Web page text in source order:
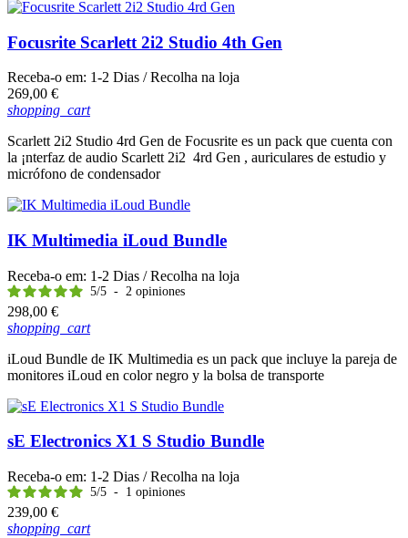
Focusrite Scarlett 2i2 Studio 4th Gen
Receba-o em: 1-2 Dias / Recolha na loja
Preço
269,00 €
shopping_cart
Scarlett 2i2 Studio 4rd Gen de Focusrite es un pack que cuenta con
la ¡nterfaz de audio Scarlett 2i2 4rd Gen , auriculares de estudio y
micrófono de condensador
IK Multimedia iLoud Bundle
Receba-o em: 1-2 Dias / Recolha na loja
5/5 - 2 opiniones
Preço
298,00 €
shopping_cart
iLoud Bundle de IK Multimedia es un pack que incluye la pareja de
monitores iLoud en color negro y la bolsa de transporte
sE Electronics X1 S Studio Bundle
Receba-o em: 1-2 Dias / Recolha na loja
5/5 - 1 opiniones
Preço
239,00 €
shopping_cart